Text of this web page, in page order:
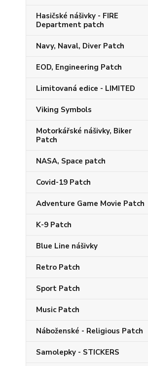
Hasičské nášivky - FIRE
Department patch
Navy, Naval, Diver Patch
EOD, Engineering Patch
Limitovaná edice - LIMITED
Viking Symbols
Motorkářské nášivky, Biker
Patch
NASA, Space patch
Covid-19 Patch
Adventure Game Movie Patch
K-9 Patch
Blue Line nášivky
Retro Patch
Sport Patch
Music Patch
Náboženské - Religious Patch
Samolepky - STICKERS